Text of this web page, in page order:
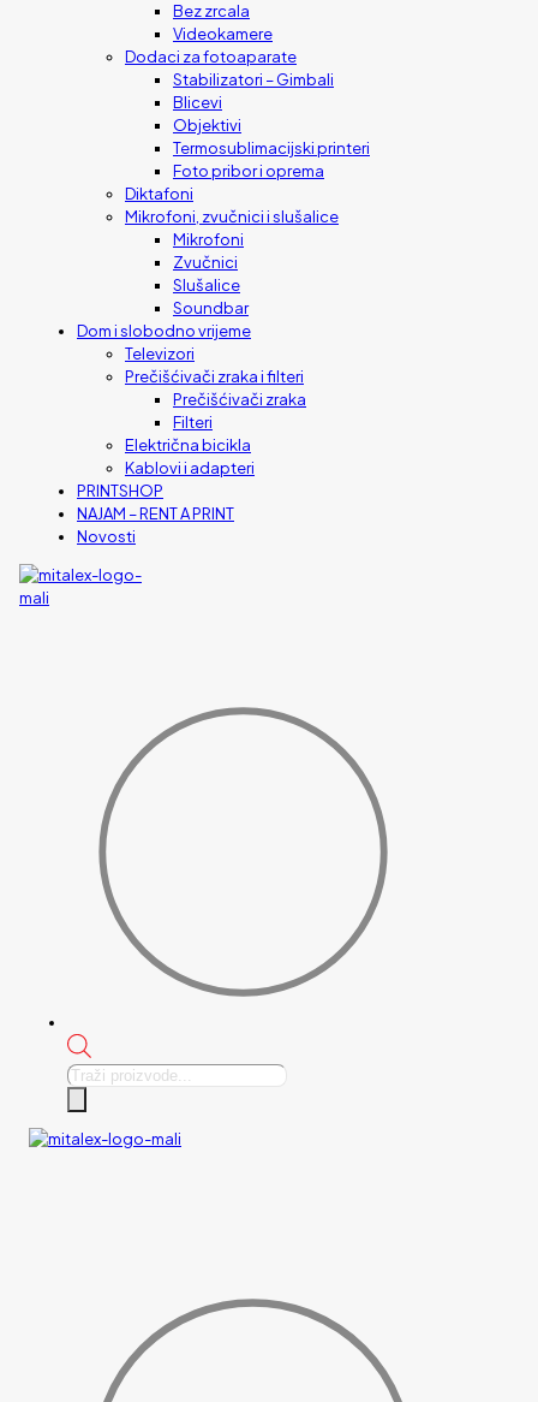
Bez zrcala
Videokamere
Dodaci za fotoaparate
Stabilizatori – Gimbali
Blicevi
Objektivi
Termosublimacijski printeri
Foto pribor i oprema
Diktafoni
Mikrofoni, zvučnici i slušalice
Mikrofoni
Zvučnici
Slušalice
Soundbar
Dom i slobodno vrijeme
Televizori
Prečišćivači zraka i filteri
Prečišćivači zraka
Filteri
Električna bicikla
Kablovi i adapteri
PRINTSHOP
NAJAM – RENT A PRINT
Novosti
Products